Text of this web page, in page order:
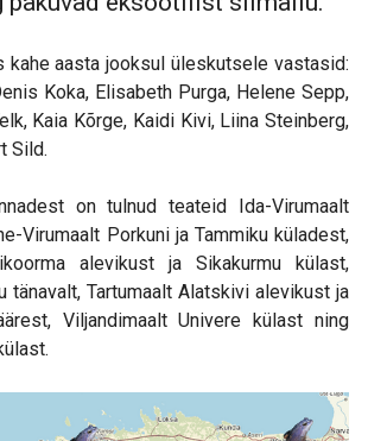
kahe aasta jooksul üleskutsele vastasid:
Koka, Elisabeth Purga, Helene Sepp,
Kaia Kõrge, Kaidi Kivi, Liina Steinberg,
Sild.
on tulnud teateid Ida-Virumaalt
Virumaalt Porkuni ja Tammiku küladest,
alevikust ja Sikakurmu külast,
tänavalt, Tartumaalt Alatskivi alevikust ja
Viljandimaalt Univere külast ning